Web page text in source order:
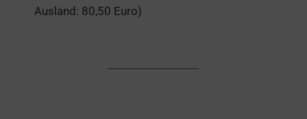
Ausland: 80,50 Euro)